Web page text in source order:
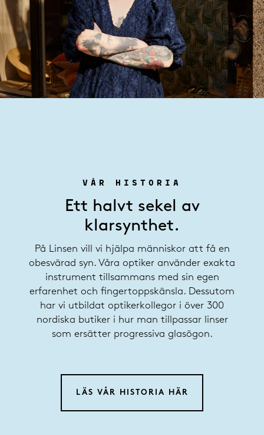
VÅR HISTORIA
Ett halvt sekel av
klarsynthet.
På Linsen vill vi hjälpa människor att få en
obesvärad syn. Våra optiker använder exakta
instrument tillsammans med sin egen
erfarenhet och fingertoppskänsla. Dessutom
har vi utbildat optikerkollegor i över 300
nordiska butiker i hur man tillpassar linser
som ersätter progressiva glasögon.
LÄS VÅR HISTORIA HÄR